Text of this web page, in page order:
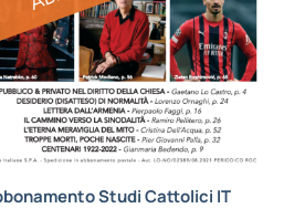
Studi Cattolici IT